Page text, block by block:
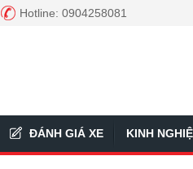
Hotline: 0904258081
ĐÁNH GIÁ XE KINH